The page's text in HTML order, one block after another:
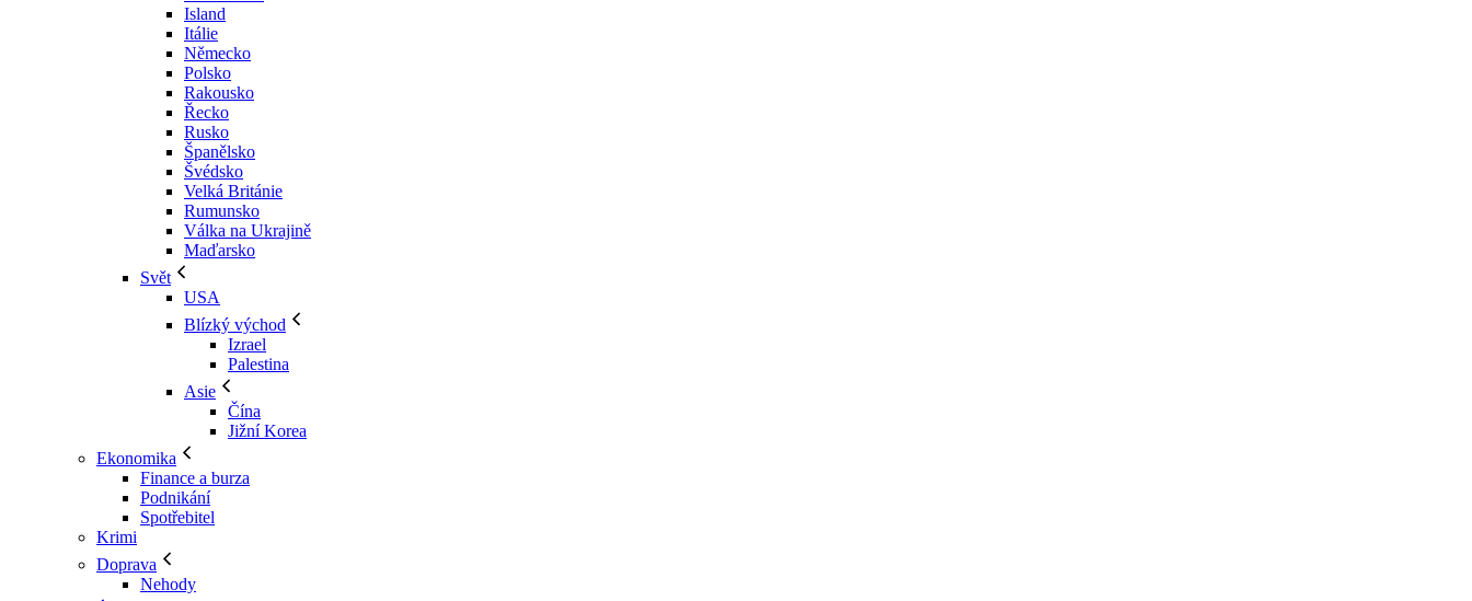
Island
Itálie
Německo
Polsko
Rakousko
Řecko
Rusko
Španělsko
Švédsko
Velká Británie
Rumunsko
Válka na Ukrajině
Maďarsko
Svět
USA
Blízký východ
Izrael
Palestina
Asie
Čína
Jižní Korea
Ekonomika
Finance a burza
Podnikání
Spotřebitel
Krimi
Doprava
Nehody